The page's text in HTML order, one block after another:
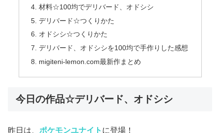
材料☆100均でデリバード、オドシシ
デリバード☆つくりかた
オドシシ☆つくりかた
デリバード、オドシシを100均で手作りした感想
migiteni-lemon.com最新作まとめ
今日の作品☆デリバード、オドシシ
昨日は、 ポケモンユナイト に登場！